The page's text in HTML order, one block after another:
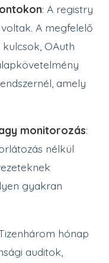
: A registry
A megfelelő
OAuth
amely
monitorozás:
nélkül
gyakran
hónap
auditok,